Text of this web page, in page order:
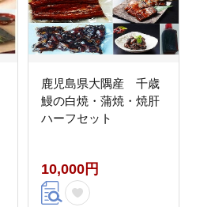
鹿児島県大隅産 千歳
鰻の白焼・蒲焼・焼肝
ハーフセット
10,000円